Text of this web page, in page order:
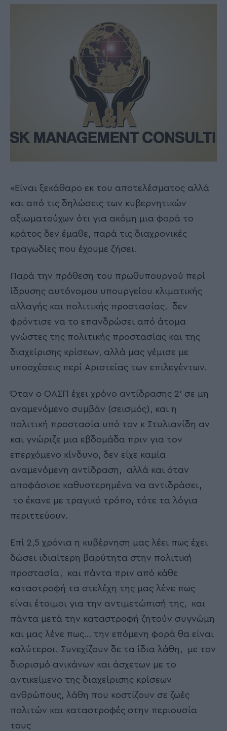
«Είναι ξεκάθαρο εκ του αποτελέσματος αλλά
και από τις δηλώσεις των κυβερνητικών
αξιωματούχων ότι για ακόμη μια φορά το
κράτος δεν έμαθε, παρά τις διαχρονικές
τραγωδίες που έχουμε ζήσει.
Παρά την πρόθεση του πρωθυπουργού περί
ίδρυσης αυτόνομου υπουργείου κλιματικής
αλλαγής και πολιτικής προστασίας, δεν
φρόντισε να το επανδρώσει από άτομα
γνώστες της πολιτικής προστασίας και της
διαχείρισης κρίσεων, αλλά μας γέμισε με
υποσχέσεις περί Αριστείας των επιλεγέντων.
Όταν ο ΟΑΣΠ έχει χρόνο αντίδρασης 2’ σε μη
αναμενόμενο συμβάν (σεισμός), και η
πολιτική προστασία υπό τον κ Στυλιανίδη αν
και γνώριζε μια εβδομάδα πριν για τον
επερχόμενο κίνδυνο, δεν είχε καμία
αναμενόμενη αντίδραση, αλλά και όταν
αποφάσισε καθυστερημένα να αντιδράσει,
το έκανε με τραγικό τρόπο, τότε τα λόγια
περιττεύουν.
Επί 2,5 χρόνια η κυβέρνηση μας λέει πως έχει
δώσει ιδιαίτερη βαρύτητα στην πολιτική
προστασία, και πάντα πριν από κάθε
καταστροφή τα στελέχη της μας λένε πως
είναι έτοιμοι για την αντιμετώπισή της, και
πάντα μετά την καταστροφή ζητούν συγνώμη
και μας λένε πως… την επόμενη φορά θα είναι
καλύτεροι. Συνεχίζουν δε τα ίδια λάθη, με τον
διορισμό ανικάνων και άσχετων με το
αντικείμενο της διαχείρισης κρίσεων
ανθρώπους, λάθη που κοστίζουν σε ζωές
πολιτών και καταστροφές στην περιουσία
τους